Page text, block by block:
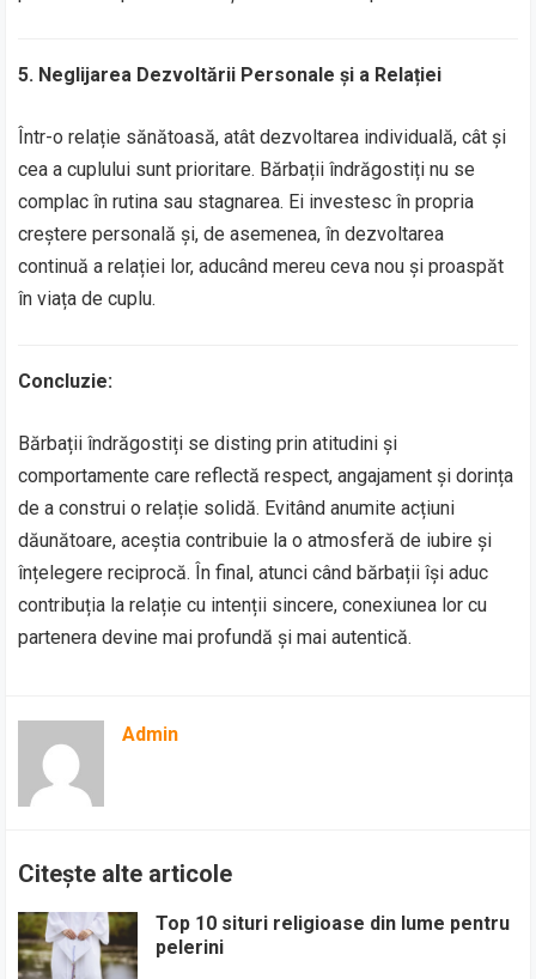
5. Neglijarea Dezvoltării Personale și a Relației
Într-o relație sănătoasă, atât dezvoltarea individuală, cât și
cea a cuplului sunt prioritare. Bărbații îndrăgostiți nu se
complac în rutina sau stagnarea. Ei investesc în propria
creștere personală și, de asemenea, în dezvoltarea
continuă a relației lor, aducând mereu ceva nou și proaspăt
în viața de cuplu.
Concluzie:
Bărbații îndrăgostiți se disting prin atitudini și
comportamente care reflectă respect, angajament și dorința
de a construi o relație solidă. Evitând anumite acțiuni
dăunătoare, aceștia contribuie la o atmosferă de iubire și
înțelegere reciprocă. În final, atunci când bărbații își aduc
contribuția la relație cu intenții sincere, conexiunea lor cu
partenera devine mai profundă și mai autentică.
Admin
Citește alte articole
Top 10 situri religioase din lume pentru
pelerini